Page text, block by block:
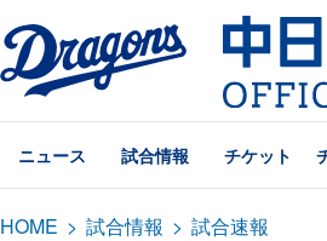
ニュース 試合情報 チケット
HOME > 試合情報 > 試合速報